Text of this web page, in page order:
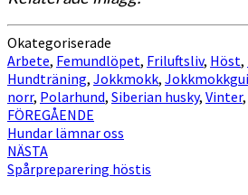
Okategoriserade
Arbete, Femundlöpet, Friluftsliv, Höst,
Hundträning, Jokkmokk,
norr, Polarhund, Siberian husky, Vinter,
Inläggsnavigering
FÖREGÅENDE
Hundar lämnar oss
NÄSTA
Spårpreparering höstis